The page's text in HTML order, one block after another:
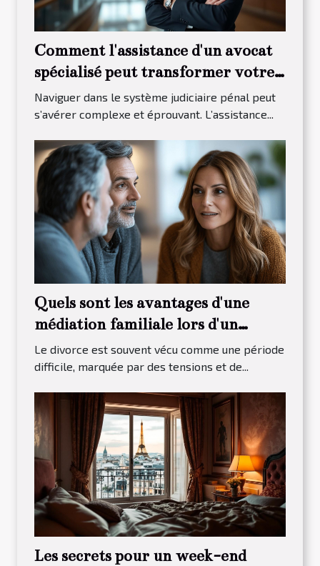
Comment l'assistance d'un avocat
spécialisé peut transformer votre
procès pénal ?
Naviguer dans le système judiciaire pénal peut
s’avérer complexe et éprouvant. L’assistance...
Quels sont les avantages d'une
médiation familiale lors d'un
divorce ?
Le divorce est souvent vécu comme une période
difficile, marquée par des tensions et de...
Les secrets pour un week-end